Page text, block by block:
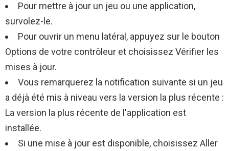
Pour mettre à jour un jeu ou une application,
survolez-le.
Pour ouvrir un menu latéral, appuyez sur le bouton
Options de votre contrôleur et choisissez Vérifier les
mises à jour.
Vous remarquerez la notification suivante si un jeu
a déjà été mis à niveau vers la version la plus récente :
La version la plus récente de l'application est
installée.
Si une mise à jour est disponible, choisissez Aller